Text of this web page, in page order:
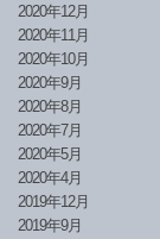
2020年12月
2020年11月
2020年10月
2020年9月
2020年8月
2020年7月
2020年5月
2020年4月
2019年12月
2019年9月